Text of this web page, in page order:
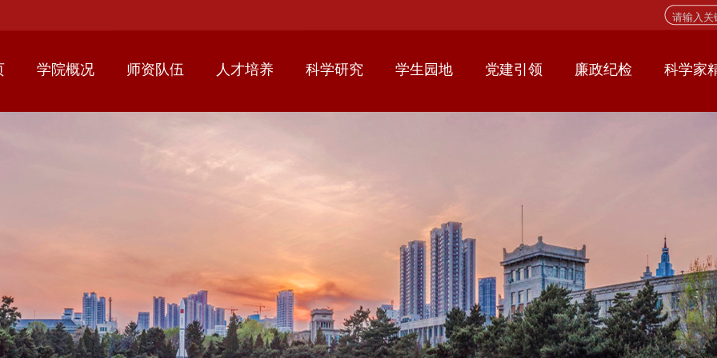
学院概况 师资队伍 人才培养 科学研究 学生园地 党建引领 廉政纪检 科学家